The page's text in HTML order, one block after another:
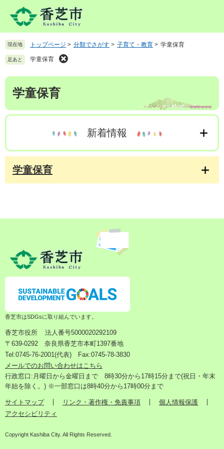
先
頭
す
を
飛
し
文
へ
現在地 トップページ > 分類でさがす > 子育て・教育 > 学童保育
足あと 学童保育
本
学童保育
新着情報
学童保育
香芝市はSDGsに取り組んでいます。
香芝市役所
法人番号5000020292109
〒639-0292 奈良県香芝市本町1397番地
Tel:0745-76-2001(代表) Fax:0745-78-3830
メールでのお問い合わせはこちら
行政窓口:月曜日から金曜日まで 8時30分から17時15分まで(祝日・年末
年始を除く。) ※一部窓口は8時40分から17時00分まで
サイトマップ リンク・著作権・免責事項
個人情報保護
アクセシビリティ
Copyright Kashiba City. All Rights Reserved.